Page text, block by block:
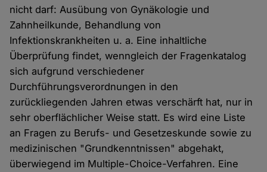
nicht darf: Ausübung von Gynäkologie und
Zahnheilkunde, Behandlung von
Infektionskrankheiten u. a. Eine inhaltliche
Überprüfung findet, wenngleich der Fragenkatalog
sich aufgrund verschiedener
Durchführungsverordnungen in den
zurückliegenden Jahren etwas verschärft hat, nur in
sehr oberflächlicher Weise statt. Es wird eine Liste
an Fragen zu Berufs- und Gesetzeskunde sowie zu
medizinischen "Grundkenntnissen" abgehakt,
überwiegend im Multiple-Choice-Verfahren. Eine